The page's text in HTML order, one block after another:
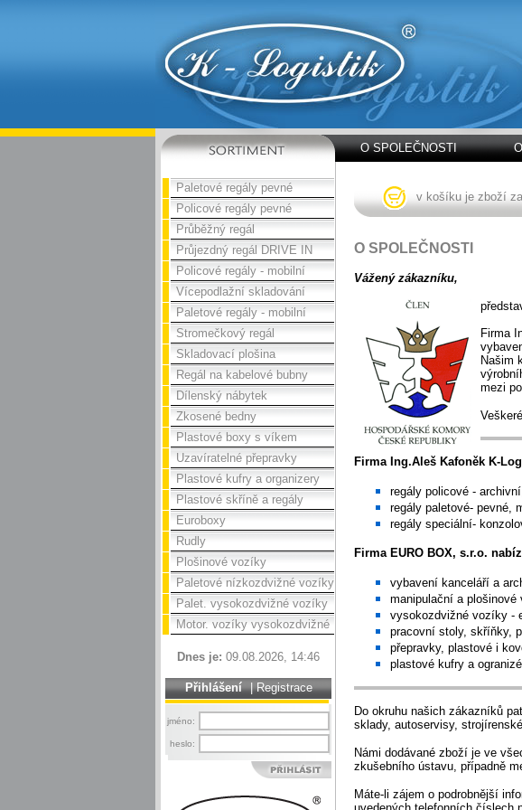
O SPOLEČNOSTI
Paletové regály pevné
Policové regály pevné
Průběžný regál
Průjezdný regál DRIVE IN
Policové regály - mobilní
Vícepodlažní skladování
Paletové regály - mobilní
Stromečkový regál
Skladovací plošina
Regál na kabelové bubny
Dílenský nábytek
Zkosené bedny
Plastové boxy s víkem
Uzavíratelné přepravky
Plastové kufry a organizery
Plastové skříně a regály
Euroboxy
Rudly
Plošinové vozíky
Paletové nízkozdvižné vozíky
Palet. vysokozdvižné vozíky
Motor. vozíky vysokozdvižné
Dnes je: 09.08.2026, 14:46
Přihlášení |Registrace
jméno:
heslo:
v košíku je zboží za
O SPOLEČNOSTI
Vážený zákazníku,
Firma
Našim
mezi
Firma Ing.Aleš Kafoněk K-
regály policové -
regály paletové- pevné,
regály speciální-
Firma EURO BOX, s.r.o.
vybavení kanceláří a
manipulační a
vysokozdvižné vozíky -
pracovní stoly, skříňky,
přepravky, plastové i
plastové kufry a
Do okruhu našich zákazníků
sklady, autoservisy,
Námi dodávané zboží je ve
zkušebního ústavu, případně
Máte-li zájem o podrobnější